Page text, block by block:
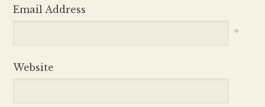
Email Address
*
Website